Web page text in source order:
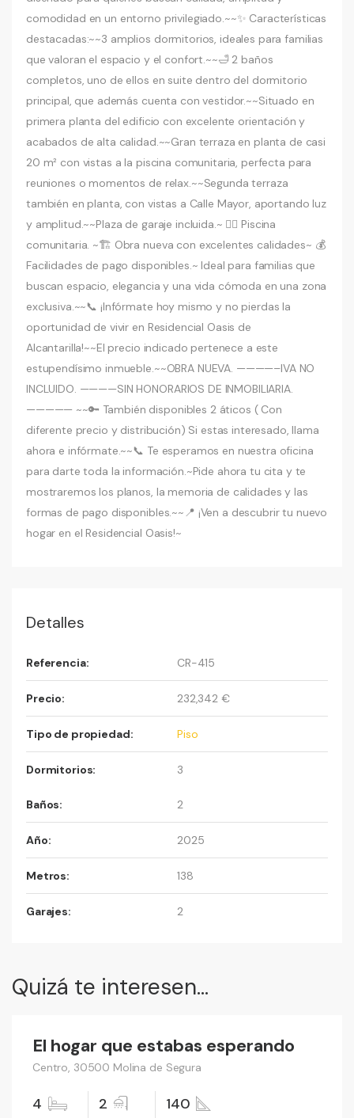
comodidad en un entorno privilegiado.~~✨ Características
destacadas:~~3 amplios dormitorios, ideales para familias
que valoran el espacio y el confort.~~🛁 2 baños
completos, uno de ellos en suite dentro del dormitorio
principal, que además cuenta con vestidor.~~Situado en
primera planta del edificio con excelente orientación y
acabados de alta calidad.~~Gran terraza en planta de casi
20 m² con vistas a la piscina comunitaria, perfecta para
reuniones o momentos de relax.~~Segunda terraza
también en planta, con vistas a Calle Mayor, aportando luz
y amplitud.~~Plaza de garaje incluida.~ 🏊‍♂️ Piscina
comunitaria. ~🏗️ Obra nueva con excelentes calidades~ 💰
Facilidades de pago disponibles.~ Ideal para familias que
buscan espacio, elegancia y una vida cómoda en una zona
exclusiva.~~📞 ¡Infórmate hoy mismo y no pierdas la
oportunidad de vivir en Residencial Oasis de
Alcantarilla!~~El precio indicado pertenece a este
estupendísimo inmueble.~~OBRA NUEVA. ————–IVA NO
INCLUIDO. ————SIN HONORARIOS DE INMOBILIARIA.
————— ~~🔑 También disponibles 2 áticos ( Con
diferente precio y distribución) Si estas interesado, llama
ahora e infórmate.~~📞 Te esperamos en nuestra oficina
para darte toda la información.~Pide ahora tu cita y te
mostraremos los planos, la memoria de calidades y las
formas de pago disponibles.~~📍 ¡Ven a descubrir tu nuevo
hogar en el Residencial Oasis!~
Detalles
Referencia: CR-415
Precio: 232,342 €
Tipo de propiedad: Piso
Dormitorios: 3
Baños: 2
Año: 2025
Metros: 138
Garajes: 2
Quizá te interesen...
Vender
199,000 €
El hogar que estabas esperando
Centro, 30500 Molina de Segura
4 2 140